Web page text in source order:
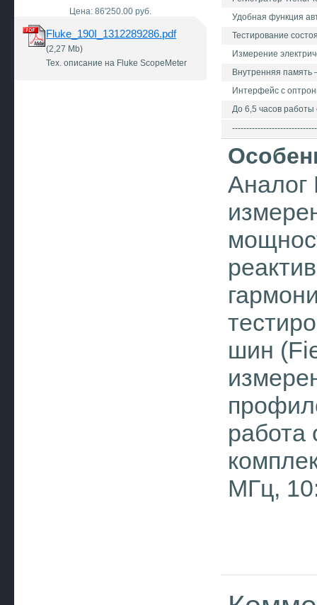
Цена: 86'250.00 руб.
Fluke_190I_1312289286.pdf
(2,27 Mb)
Тех. описание на Fluke ScopeMeter
Удобная функция
Тестирование
Измерение
Внутренняя память
Интерфейс с
До 6,5 часов работы
Аналог
шин
работа
МГц,